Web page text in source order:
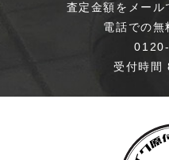
査定金額をメール
電話での無
受付時間